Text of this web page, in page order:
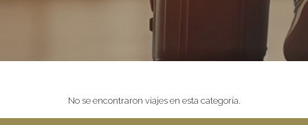
No se encontraron viajes en esta categoría.